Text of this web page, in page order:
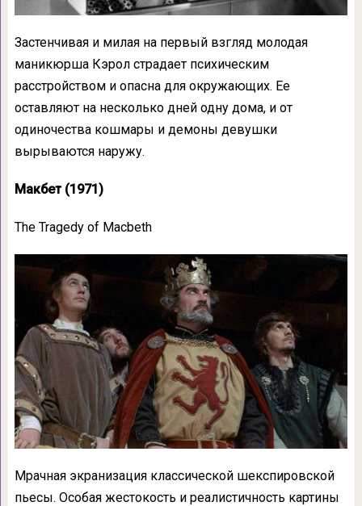
Застенчивая и милая на первый взгляд молодая
маникюрша Кэрол страдает психическим
расстройством и опасна для окружающих. Ее
оставляют на несколько дней одну дома, и от
одиночества кошмары и демоны девушки
вырываются наружу.
Макбет (1971)
The Tragedy of Macbeth
Мрачная экранизация классической шекспировской
пьесы. Особая жестокость и реалистичность картины